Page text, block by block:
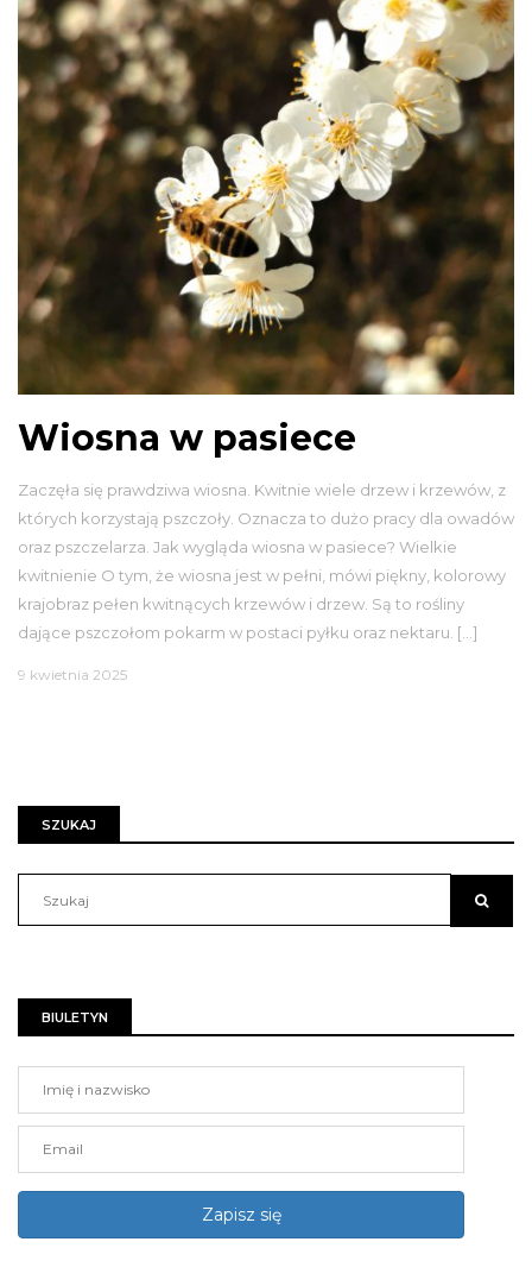
Wiosna w pasiece
Zaczęła się prawdziwa wiosna. Kwitnie wiele drzew i krzewów, z
których korzystają pszczoły. Oznacza to dużo pracy dla owadów
oraz pszczelarza. Jak wygląda wiosna w pasiece? Wielkie
kwitnienie O tym, że wiosna jest w pełni, mówi piękny, kolorowy
krajobraz pełen kwitnących krzewów i drzew. Są to rośliny
dające pszczołom pokarm w postaci pyłku oraz nektaru. […]
9 kwietnia 2025
SZUKAJ
BIULETYN